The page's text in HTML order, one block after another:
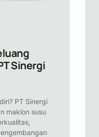
Sinergi
PT Sinergi
maklon susu